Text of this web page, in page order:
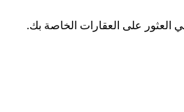
على العقارات الخاصة بك.